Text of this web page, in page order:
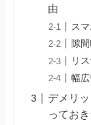
由
ス
隙
リ
幅
デメリ
ってお